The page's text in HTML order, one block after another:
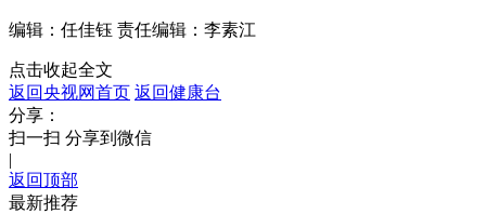
编辑：任佳钰 责任编辑：李素江
点击收起全文
返回央视网首页 返回健康台
分享：
扫一扫 分享到微信
|
返回顶部
最新推荐